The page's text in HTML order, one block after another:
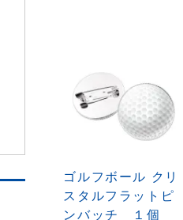
ゴルフボール クリ
スタルフラットピ
ンバッチ １個